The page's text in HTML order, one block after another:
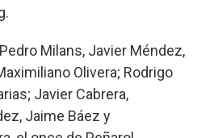
Milans, Javier Méndez,
Olivera; Rodrigo
Javier Cabrera,
Jaime Báez y